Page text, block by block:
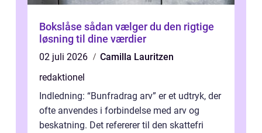
Bokslåse sådan vælger du den rigtige
løsning til dine værdier
02 juli 2026
Camilla Lauritzen
redaktionel
Indledning: “Bunfradrag arv” er et udtryk, der
ofte anvendes i forbindelse med arv og
beskatning. Det refererer til den skattefri